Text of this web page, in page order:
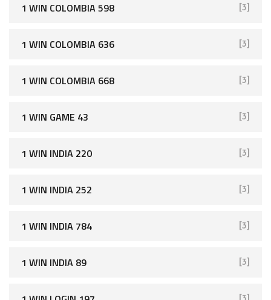
1 WIN COLOMBIA 598 [3]
1 WIN COLOMBIA 636 [3]
1 WIN COLOMBIA 668 [3]
1 WIN GAME 43 [3]
1 WIN INDIA 220 [3]
1 WIN INDIA 252 [3]
1 WIN INDIA 784 [3]
1 WIN INDIA 89 [3]